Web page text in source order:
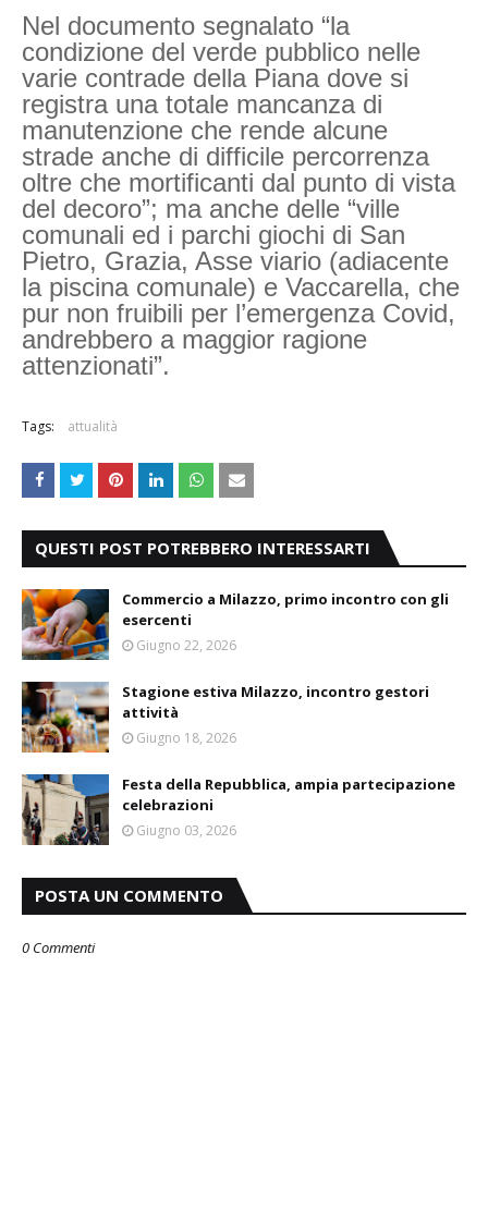
Nel documento segnalato “la
condizione del verde pubblico nelle
varie contrade della Piana dove si
registra una totale mancanza di
manutenzione che rende alcune
strade anche di difficile percorrenza
oltre che mortificanti dal punto di vista
del decoro”; ma anche delle “ville
comunali ed i parchi giochi di San
Pietro, Grazia, Asse viario (adiacente
la piscina comunale) e Vaccarella, che
pur non fruibili per l’emergenza Covid,
andrebbero a maggior ragione
attenzionati”.
Tags: attualità
QUESTI POST POTREBBERO INTERESSARTI
Commercio a Milazzo, primo incontro con gli
esercenti
Giugno 22, 2026
Stagione estiva Milazzo, incontro gestori
attività
Giugno 18, 2026
Festa della Repubblica, ampia partecipazione
celebrazioni
Giugno 03, 2026
POSTA UN COMMENTO
0 Commenti